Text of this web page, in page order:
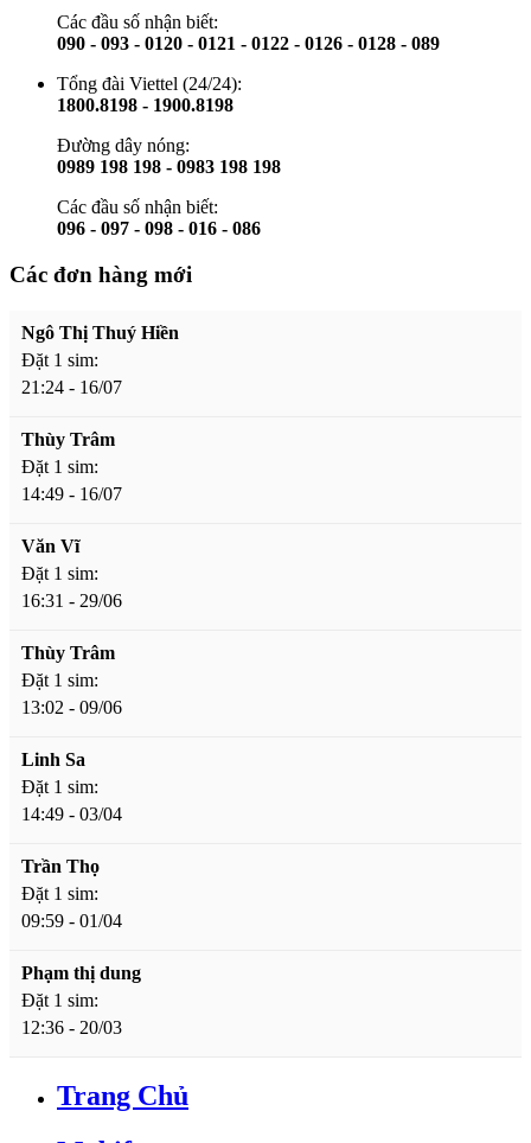
Các đầu số nhận biết:
090 - 093 - 0120 - 0121 - 0122 - 0126 - 0128 - 089
Tổng đài Viettel (24/24):
1800.8198 - 1900.8198
Đường dây nóng:
0989 198 198 - 0983 198 198
Các đầu số nhận biết:
096 - 097 - 098 - 016 - 086
Các đơn hàng mới
Ngô Thị Thuý Hiền
Đặt 1 sim:
21:24 - 16/07
Thùy Trâm
Đặt 1 sim:
14:49 - 16/07
Văn Vĩ
Đặt 1 sim:
16:31 - 29/06
Thùy Trâm
Đặt 1 sim:
13:02 - 09/06
Linh Sa
Đặt 1 sim:
14:49 - 03/04
Trần Thọ
Đặt 1 sim:
09:59 - 01/04
Phạm thị dung
Đặt 1 sim:
12:36 - 20/03
Trang Chủ